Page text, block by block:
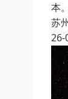
本
苏
26-